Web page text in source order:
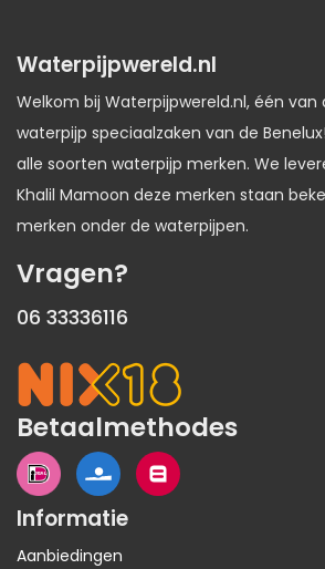
Waterpijpwereld.nl
Welkom bij Waterpijpwereld.nl, één
waterpijp speciaalzaken van de
alle soorten waterpijp merken. We
Khalil Mamoon deze merken staan
merken onder de waterpijpen.
Vragen?
06 33336116
Betaalmethodes
Informatie
Aanbiedingen